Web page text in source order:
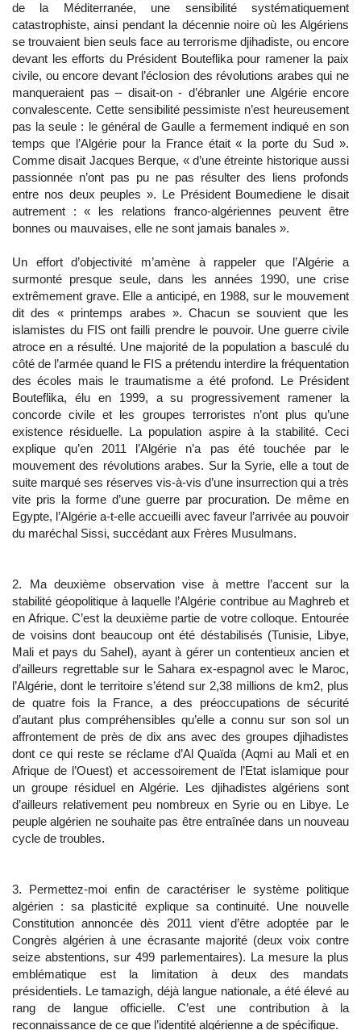
de la Méditerranée, une sensibilité systématiquement
catastrophiste, ainsi pendant la décennie noire où les Algériens
se trouvaient bien seuls face au terrorisme djihadiste, ou encore
devant les efforts du Président Bouteflika pour ramener la paix
civile, ou encore devant l’éclosion des révolutions arabes qui ne
manqueraient pas – disait-on - d’ébranler une Algérie encore
convalescente. Cette sensibilité pessimiste n’est heureusement
pas la seule : le général de Gaulle a fermement indiqué en son
temps que l’Algérie pour la France était « la porte du Sud ».
Comme disait Jacques Berque, « d’une étreinte historique aussi
passionnée n’ont pas pu ne pas résulter des liens profonds
entre nos deux peuples ». Le Président Boumediene le disait
autrement : « les relations franco-algériennes peuvent être
bonnes ou mauvaises, elle ne sont jamais banales ».
Un effort d’objectivité m’amène à rappeler que l’Algérie a
surmonté presque seule, dans les années 1990, une crise
extrêmement grave. Elle a anticipé, en 1988, sur le mouvement
dit des « printemps arabes ». Chacun se souvient que les
islamistes du FIS ont failli prendre le pouvoir. Une guerre civile
atroce en a résulté. Une majorité de la population a basculé du
côté de l’armée quand le FIS a prétendu interdire la fréquentation
des écoles mais le traumatisme a été profond. Le Président
Bouteflika, élu en 1999, a su progressivement ramener la
concorde civile et les groupes terroristes n’ont plus qu’une
existence résiduelle. La population aspire à la stabilité. Ceci
explique qu’en 2011 l’Algérie n’a pas été touchée par le
mouvement des révolutions arabes. Sur la Syrie, elle a tout de
suite marqué ses réserves vis-à-vis d’une insurrection qui a très
vite pris la forme d’une guerre par procuration. De même en
Egypte, l’Algérie a-t-elle accueilli avec faveur l’arrivée au pouvoir
du maréchal Sissi, succédant aux Frères Musulmans.
2. Ma deuxième observation vise à mettre l’accent sur la
stabilité géopolitique à laquelle l’Algérie contribue au Maghreb et
en Afrique. C’est la deuxième partie de votre colloque. Entourée
de voisins dont beaucoup ont été déstabilisés (Tunisie, Libye,
Mali et pays du Sahel), ayant à gérer un contentieux ancien et
d’ailleurs regrettable sur le Sahara ex-espagnol avec le Maroc,
l’Algérie, dont le territoire s’étend sur 2,38 millions de km2, plus
de quatre fois la France, a des préoccupations de sécurité
d’autant plus compréhensibles qu’elle a connu sur son sol un
affrontement de près de dix ans avec des groupes djihadistes
dont ce qui reste se réclame d’Al Quaïda (Aqmi au Mali et en
Afrique de l’Ouest) et accessoirement de l’Etat islamique pour
un groupe résiduel en Algérie. Les djihadistes algériens sont
d’ailleurs relativement peu nombreux en Syrie ou en Libye. Le
peuple algérien ne souhaite pas être entraînée dans un nouveau
cycle de troubles.
3. Permettez-moi enfin de caractériser le système politique
algérien : sa plasticité explique sa continuité. Une nouvelle
Constitution annoncée dès 2011 vient d’être adoptée par le
Congrès algérien à une écrasante majorité (deux voix contre
seize abstentions, sur 499 parlementaires). La mesure la plus
emblématique est la limitation à deux des mandats
présidentiels. Le tamazigh, déjà langue nationale, a été élevé au
rang de langue officielle. C’est une contribution à la
reconnaissance de ce que l’identité algérienne a de spécifique.